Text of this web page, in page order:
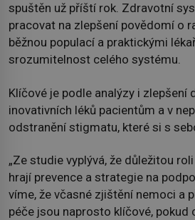
spuštěn už příští rok. Zdravotní
pracovat na zlepšení povědomí o
běžnou populací a praktickými
srozumitelnost celého systému.
Klíčové je podle analýzy i zlepšení
inovativních léků pacientům a v
odstranění stigmatu, které si s
„Ze studie vyplývá, že důležitou
hrají prevence a strategie na
víme, že včasné zjištění nemoci a
péče jsou naprosto klíčové, pokud